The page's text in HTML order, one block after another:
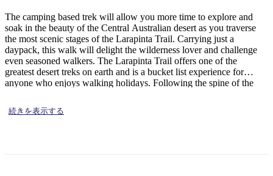
ク
と
ア
ウ
ト
ア
ク
テ
ィ
ビ
テ
ィ
で
し
た
い
こ
計
画
ツ
The camping based trek will allow you more time to explore and
soak in the beauty of the Central Australian desert as you traverse
the most scenic stages of the Larapinta Trail. Carrying just a
daypack, this walk will delight the wilderness lover and challenge
even seasoned walkers. The Larapinta Trail offers one of the
greatest desert treks on earth and is a bucket list experience for
anyone who enjoys walking holidays. Following the spine of the
Trail will take in the sections along the Larapinta Trail that simply
cannot be missed. It also provides a more achievable objective for
続きを表示する